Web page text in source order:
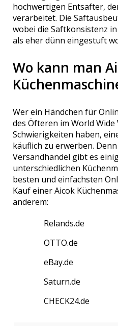
hochwertigen Entsafter,
verarbeitet. Die
wobei die Saftkonsistenz
als eher dünn eingestuft
Wo kann man
Wer ein Händchen für
des Öfteren im World
Schwierigkeiten haben,
käuflich zu erwerben.
Versandhandel gibt es
unterschiedlichen
besten und einfachsten
Kauf einer Aicok
anderem:
Relands.de
OTTO.de
eBay.de
Saturn.de
CHECK24.de